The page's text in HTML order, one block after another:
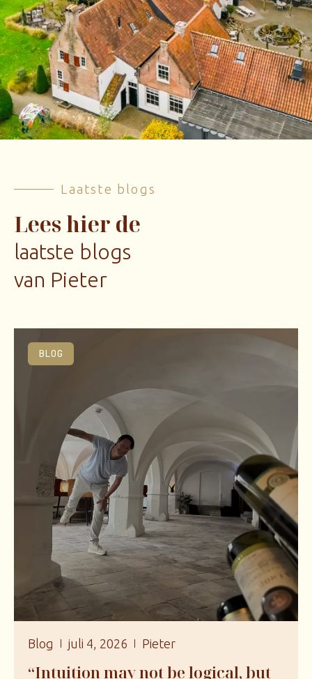
Laatste blogs
Lees hier de
laatste blogs
van Pieter
BLOG
Blog juli 4, 2026 Pieter
“Intuition may not be logical, but